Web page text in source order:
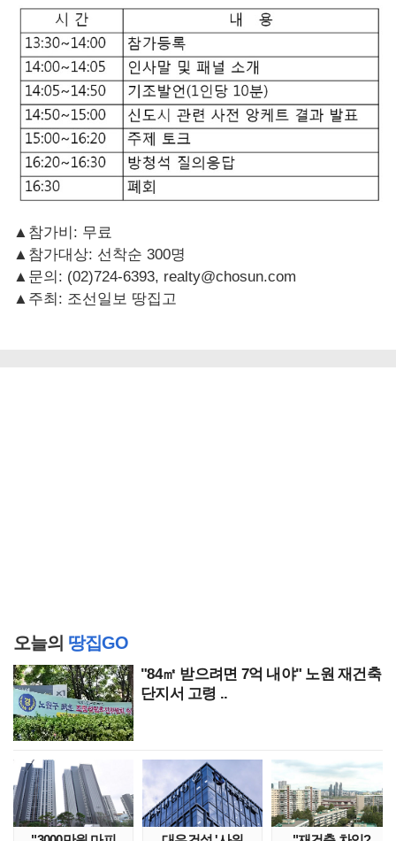
▲참가비: 무료
▲참가대상: 선착순 300명
▲문의: (02)724-6393, realty@chosun.com
▲주최: 조선일보 땅집고
오늘의 땅집GO
"84㎡ 받으려면 7억 내야" 노원 재건축
단지서 고령 ..